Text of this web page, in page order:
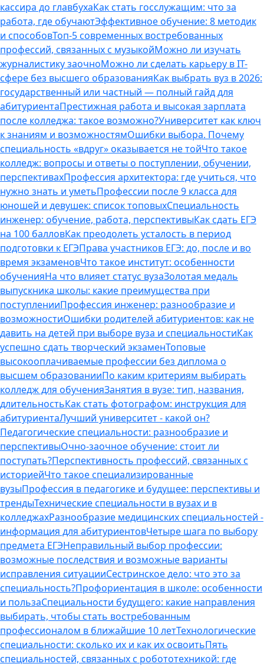
кассира до главбухаКак стать госслужащим: что за
работа, где обучаютЭффективное обучение: 8 методик
и способовТоп-5 современных востребованных
профессий, связанных с музыкойМожно ли изучать
журналистику заочноМожно ли сделать карьеру в IT-
сфере без высшего образованияКак выбрать вуз в 2026:
государственный или частный — полный гайд для
абитуриентаПрестижная работа и высокая зарплата
после колледжа: такое возможно?Университет как ключ
к знаниям и возможностямОшибки выбора. Почему
специальность «вдруг» оказывается не тойЧто такое
колледж: вопросы и ответы о поступлении, обучении,
перспективахПрофессия архитектора: где учиться, что
нужно знать и уметьПрофессии после 9 класса для
юношей и девушек: список топовыхСпециальность
инженер: обучение, работа, перспективыКак сдать ЕГЭ
на 100 балловКак преодолеть усталость в период
подготовки к ЕГЭПрава участников ЕГЭ: до, после и во
время экзаменовЧто такое институт: особенности
обученияНа что влияет статус вузаЗолотая медаль
выпускника школы: какие преимущества при
поступленииПрофессия инженер: разнообразие и
возможностиОшибки родителей абитуриентов: как не
давить на детей при выборе вуза и специальностиКак
успешно сдать творческий экзаменТоповые
высокооплачиваемые профессии без диплома о
высшем образованииПо каким критериям выбирать
колледж для обученияЗанятия в вузе: тип, названия,
длительностьКак стать фотографом: инструкция для
абитуриентаЛучший университет - какой он?
Педагогические специальности: разнообразие и
перспективыОчно-заочное обучение: стоит ли
поступать?Перспективность профессий, связанных с
историейЧто такое специализированные
вузыПрофессия в педагогике и будущее: перспективы и
трендыТехнические специальности в вузах и в
колледжахРазнообразие медицинских специальностей -
информация для абитуриентовЧетыре шага по выбору
предмета ЕГЭНеправильный выбор профессии:
возможные последствия и возможные варианты
исправления ситуацииСестринское дело: что это за
специальность?Профориентация в школе: особенности
и пользаСпециальности будущего: какие направления
выбирать, чтобы стать востребованным
профессионалом в ближайшие 10 летТехнологические
специальности: сколько их и как их освоитьПять
специальностей, связанных с робототехникой: где